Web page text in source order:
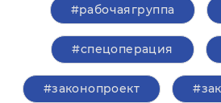
#рабочаягруппа
#спецоперация
#законопроект